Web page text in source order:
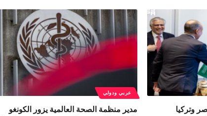
وتركيا
عربي ودولي
مدير منظمة الصحة العالمية يزور الكونغو